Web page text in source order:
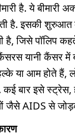
है. ये बीमारी
है. इसकी
है, जिसे पॉलिप
यानी कैंसर में
या आम होते हैं,
बार इसे स्ट्रेस,
जैसे AIDS से